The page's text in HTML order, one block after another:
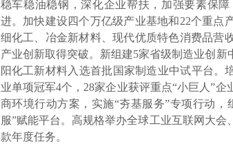
稳车稳油稳钢，深化企业帮扶，加强要素保
进。加快建设四个万亿级产业基地和22个重点
细化工、冶金新材料、现代优质特色消费品营
产业创新取得突破。新组建5家省级制造业创
阳化工新材料入选首批国家制造业中试平台。
业单项冠军4个，28家企业获评重点“小巨人”
商环境行动方案，实施“夯基服务”专项行动
服”赋能平台。高规格举办全球工业互联网大
款年度任务。